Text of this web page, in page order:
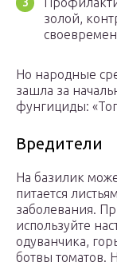
золой,
Но народные
зашла за
фунгициды:
Вредители
На базилик
питается
заболевания.
используйте
одуванчика,
ботвы томатов.